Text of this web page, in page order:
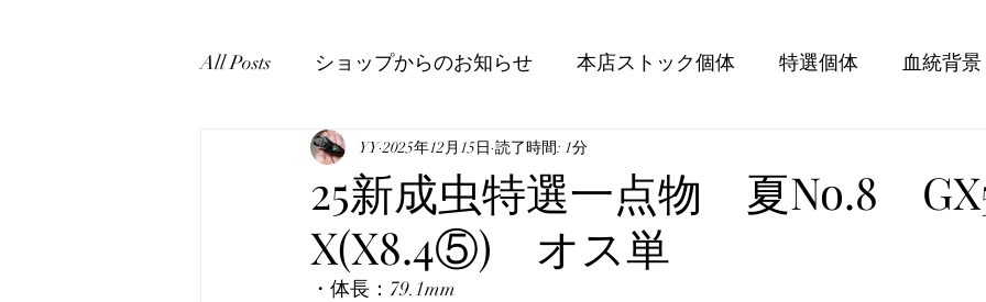
All Posts ショップからのお知らせ 本店ストック個体 特選個体 血統背景
表記について マニュアル・飼育方法
真・みんなのホペイ みんなの自己満足写真
25新成虫特選一点物 夏No.8
X(X8.4⑤) オス単
YY 2025年12月15日 読了時間: 1分
・体長：79.1mm